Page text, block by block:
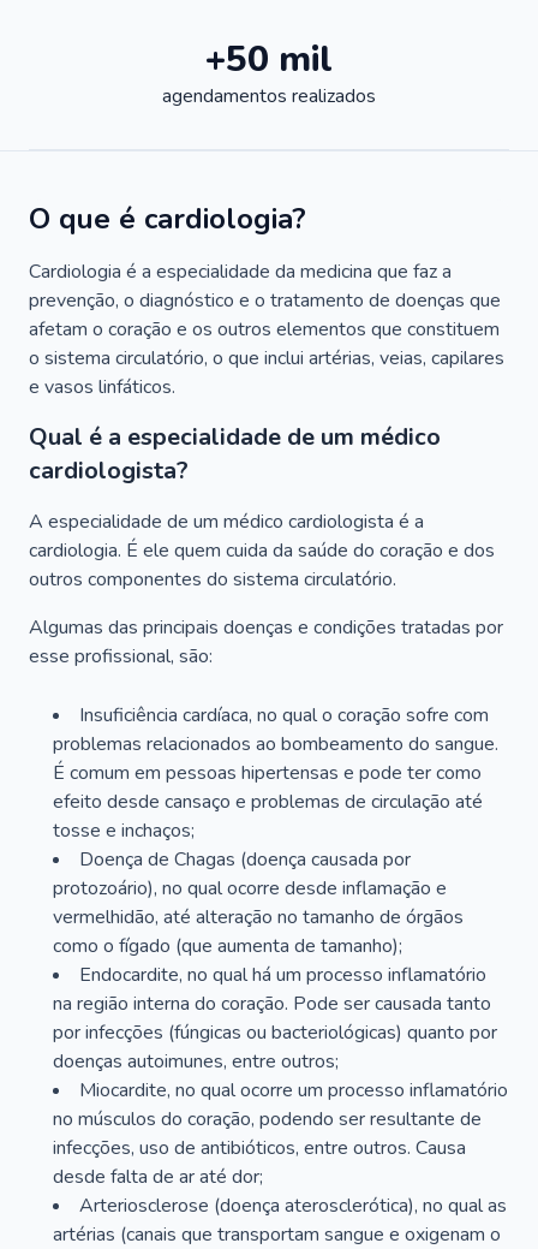
+50 mil
agendamentos realizados
O que é cardiologia?
Cardiologia é a especialidade da medicina que faz a
prevenção, o diagnóstico e o tratamento de doenças que
afetam o coração e os outros elementos que constituem
o sistema circulatório, o que inclui artérias, veias, capilares
e vasos linfáticos.
Qual é a especialidade de um médico
cardiologista?
A especialidade de um médico cardiologista é a
cardiologia. É ele quem cuida da saúde do coração e dos
outros componentes do sistema circulatório.
Algumas das principais doenças e condições tratadas por
esse profissional, são:
Insuficiência cardíaca, no qual o coração sofre com
problemas relacionados ao bombeamento do sangue.
É comum em pessoas hipertensas e pode ter como
efeito desde cansaço e problemas de circulação até
tosse e inchaços;
Doença de Chagas (doença causada por
protozoário), no qual ocorre desde inflamação e
vermelhidão, até alteração no tamanho de órgãos
como o fígado (que aumenta de tamanho);
Endocardite, no qual há um processo inflamatório
na região interna do coração. Pode ser causada tanto
por infecções (fúngicas ou bacteriológicas) quanto por
doenças autoimunes, entre outros;
Miocardite, no qual ocorre um processo inflamatório
no músculos do coração, podendo ser resultante de
infecções, uso de antibióticos, entre outros. Causa
desde falta de ar até dor;
Arteriosclerose (doença aterosclerótica), no qual as
artérias (canais que transportam sangue e oxigenam o